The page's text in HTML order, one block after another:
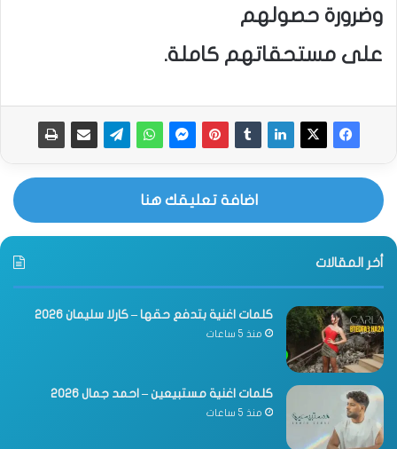
وضرورة حصولهم
على مستحقاتهم كاملة.
اضافة تعليقك هنا
أخر المقالات
كلمات اغنية بتدفع حقها – كارلا سليمان 2026
منذ 5 ساعات
كلمات اغنية مستبيعين – احمد جمال 2026
منذ 5 ساعات